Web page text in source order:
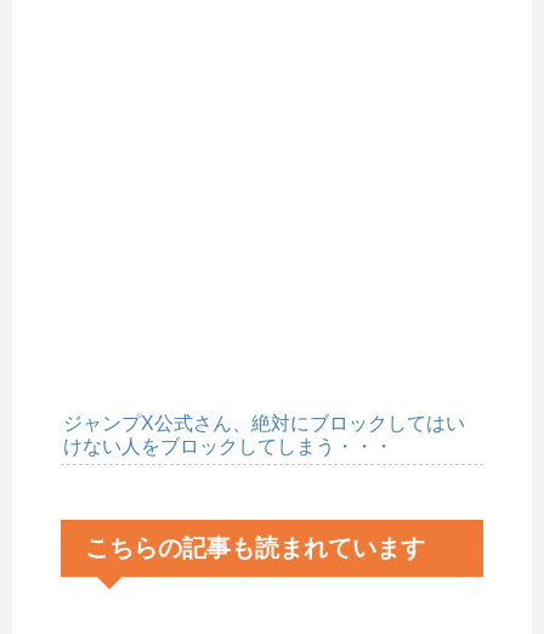
ジャンプX公式さん、絶対にブロックしてはい
けない人をブロックしてしまう・・・
こちらの記事も読まれています